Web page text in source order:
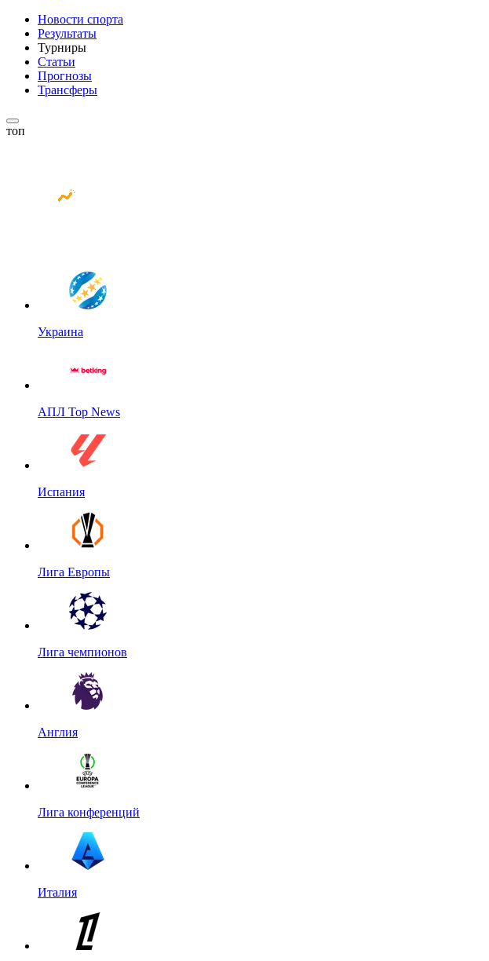
Новости спорта
Результаты
Турниры
Статьи
Прогнозы
Трансферы
топ
Украина
АПЛ Top News
Испания
Лига Европы
Лига чемпионов
Англия
Лига конференций
Италия